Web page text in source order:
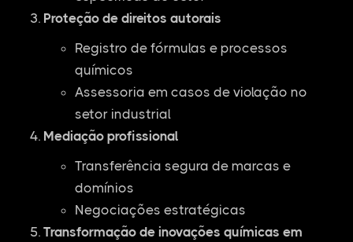
Proteção de direitos autorais
Registro de fórmulas e processos
químicos
Assessoria em casos de violação no
setor industrial
Mediação profissional
Transferência segura de marcas e
domínios
Negociações estratégicas
Transformação de inovações químicas em